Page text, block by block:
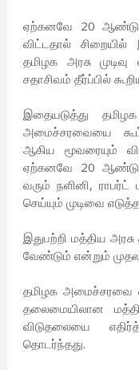
ஏற்கனவே 20
விட்டதால் சிறையில்
தமிழக அரசு
சதாசிவம் தீர்ப்பில்
இதையடுத்து
அமைச்சரவையை
ஆகிய மூவரையும்
ஏற்கனவே 20
வரும் நளினி,
செய்யும் முடிவை
இதுபற்றி மத்திய
வேண்டும் என்றும்
தமிழக அமைச்சரவை
தலைமையிலான
விடுதலையை
தொடர்ந்தது.